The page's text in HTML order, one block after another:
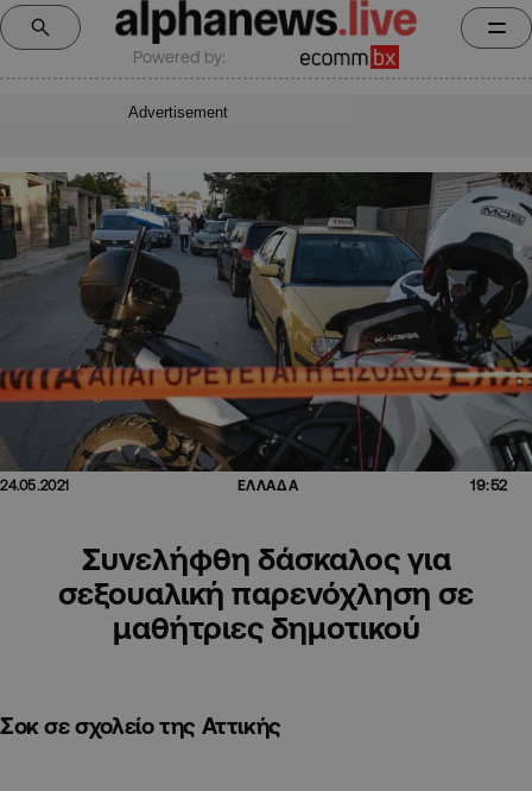
Powered by:
Advertisement
24.05.2021 ΕΛΛΑΔΑ 19:52
Συνελήφθη δάσκαλος για
σεξουαλική παρενόχληση σε
μαθήτριες δημοτικού
Σοκ σε σχολείο της Αττικής